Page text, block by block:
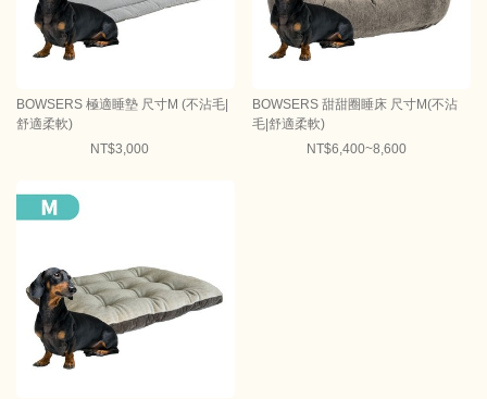
BOWSERS 極適睡墊 尺寸M (不沾毛|
舒適柔軟)
NT$3,000
BOWSERS 甜甜圈睡床 尺寸M(不沾
毛|舒適柔軟)
NT$6,400~8,600